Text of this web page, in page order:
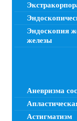
Эндоскопия
железы
Аневризма
Астигматизм